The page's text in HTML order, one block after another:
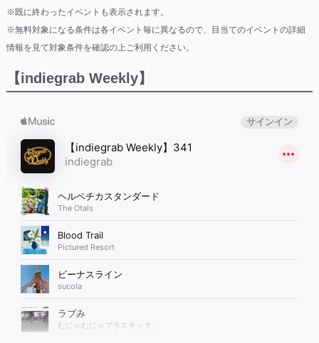
※既に終わったイベントも表示されます。
※無料対象になる条件は各イベント毎に異なるので、目当てのイベントの詳細
情報を見て対象条件を確認の上ご利用ください。
【indiegrab Weekly】